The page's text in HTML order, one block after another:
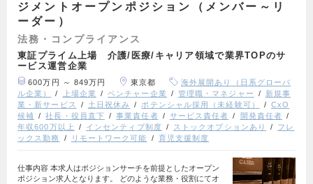
ジメントオープンポジション（メンバー～リ
ーダー）
法務・コンプライアンス
東証プライム上場 介護/医療/キャリア領域で業界TOPのサ
ービス運営企業
600万円 ～ 849万円 東京都
海外展開あり（日系グローバ
ル企業）
上場企業 ベンチャー企業 管理職・マネジャー
新規事
業・新サービス
土日祝休み ポテンシャル採用（未経験可）
CxO
候補
社長・役員直下 事業責任者 サービス責任者
開発責任者
年収600万以上
インセンティブ制度 ストックオプションあり
フレ
ックス勤務
リモートワーク可能 育児支援制度
仕事内容 本求人はポジションサーチを前提としたオープン
ポジション求人となります。 どのような業務・役割にてオ